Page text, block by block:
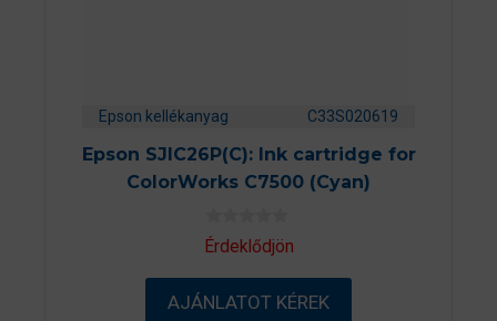
Epson kellékanyag C33S020619
Epson SJIC26P(C): Ink cartridge for
ColorWorks C7500 (Cyan)
0
a
-
Érdeklődjön
AJÁNLATOT KÉREK